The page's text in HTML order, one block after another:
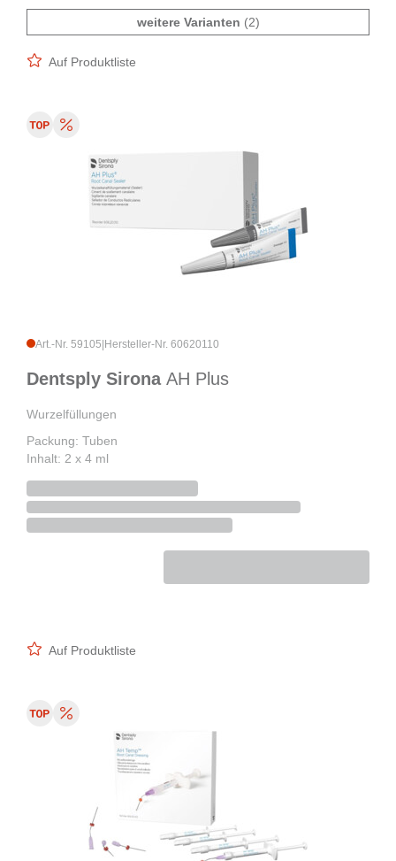
weitere Varianten (2)
Auf Produktliste
Art.-Nr. 59105 Hersteller-Nr. 60620110
Dentsply Sirona AH Plus
Wurzelfüllungen
Packung: Tuben
Inhalt: 2 x 4 ml
Auf Produktliste